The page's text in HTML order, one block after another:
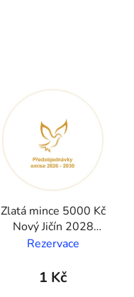
Zlatá mince 5000 Kč
Nový Jičín 2028
standard
Rezervace
1 Kč